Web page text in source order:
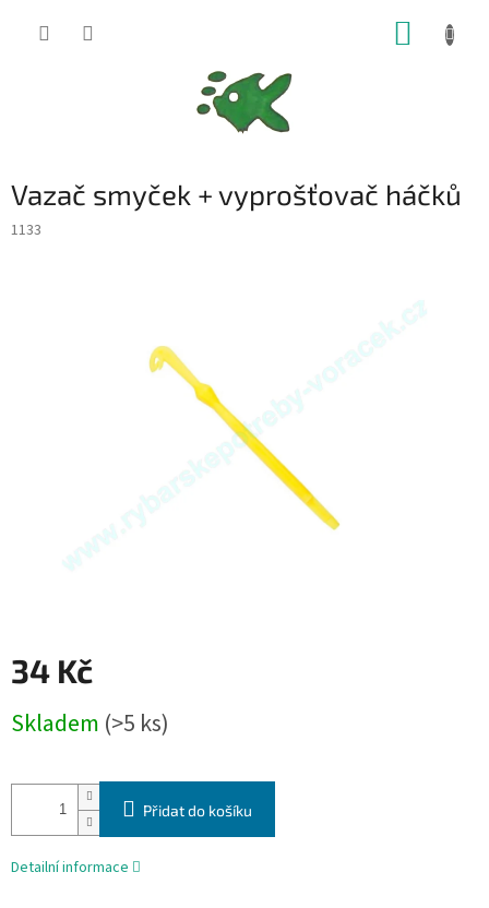
Vazač smyček + vyprošťovač háčků
1133
34 Kč
cena:
Skladem (>5 ks)
Přidat do košíku
Detailní informace